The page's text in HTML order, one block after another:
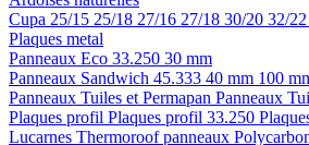
Cupa 25/15 25/18 27/16 27/18 30/20 32/22
Plaques metal
Panneaux Eco 33.250 30 mm
Panneaux Sandwich 45.333 40 mm 100
Panneaux Tuiles et Permapan Panneaux
Plaques profil Plaques profil 33.250
Lucarnes Thermoroof panneaux